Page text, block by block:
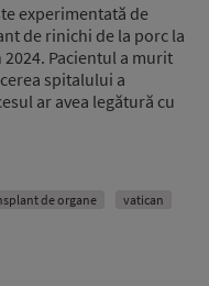
experimentată de
de rinichi de la porc la
Pacientul a murit
spitalului a
ar avea legătură cu
de organe vatican